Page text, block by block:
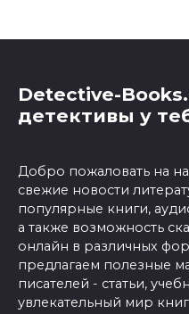
Detective-
детективы у
Добро пожаловать на
свежие новости
популярные книги,
а также возможность
онлайн в различных
предлагаем полезные
писателей - статьи,
увлекательный мир